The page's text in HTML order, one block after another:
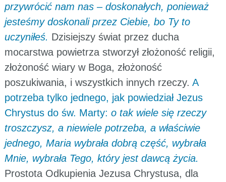
przywrócić nam nas – doskonałych, ponieważ
jesteśmy doskonali przez Ciebie, bo Ty to
uczyniłeś. Dzisiejszy świat przez ducha
mocarstwa powietrza stworzył złożoność religii,
złożoność wiary w Boga, złożoność
poszukiwania, i wszystkich innych rzeczy. A
potrzeba tylko jednego, jak powiedział Jezus
Chrystus do św. Marty: o tak wiele się rzeczy
troszczysz, a niewiele potrzeba, a właściwie
jednego, Maria wybrała dobrą część, wybrała
Mnie, wybrała Tego, który jest dawcą życia.
Prostota Odkupienia Jezusa Chrystusa, dla